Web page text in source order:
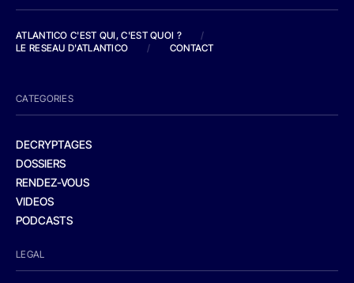
ATLANTICO C'EST QUI, C'EST QUOI ?
/
LE RESEAU D'ATLANTICO
/ CONTACT
CATEGORIES
DECRYPTAGES
DOSSIERS
RENDEZ-VOUS
VIDEOS
PODCASTS
LEGAL